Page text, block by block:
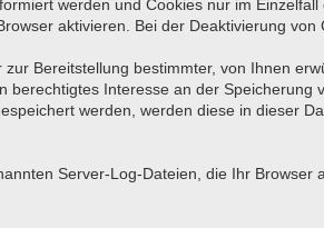
werden und Cookies nur im
aktivieren. Bei der Deaktivierung
Bereitstellung bestimmter, von Ihnen
Interesse an der
werden, werden diese in dieser
Server-Log-Dateien, die Ihr Browser